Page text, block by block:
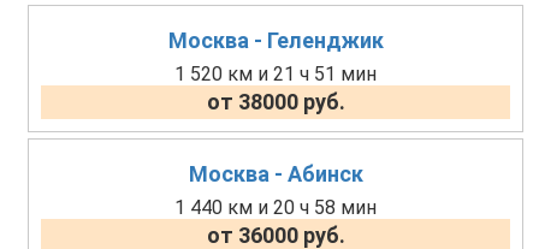
Москва - Геленджик
1 520 км и 21 ч 51 мин
от 38000 руб.
Москва - Абинск
1 440 км и 20 ч 58 мин
от 36000 руб.